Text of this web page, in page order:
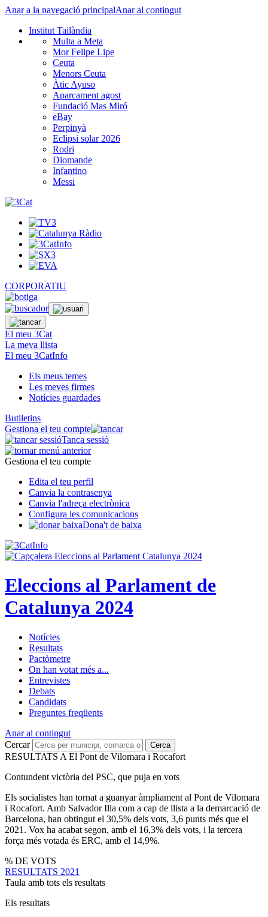
Anar a la navegació principalAnar al contingut
Institut Tailàndia
Multa a Meta
Mor Felipe Lipe
Ceuta
Menors Ceuta
Àtic Ayuso
Aparcament agost
Fundació Mas Miró
eBay
Perpinyà
Eclipsi solar 2026
Rodri
Diomande
Infantino
Messi
CORPORATIU
El meu 3Cat
La meva llista
El meu 3CatInfo
Els meus temes
Les meves firmes
Notícies guardades
Butlletins
Gestiona el teu compte
Tanca sessió
Gestiona el teu compte
Edita el teu perfil
Canvia la contrasenya
Canvia l'adreça electrònica
Configura les comunicacions
Dona't de baixa
Eleccions al Parlament de
Catalunya 2024
Notícies
Resultats
Pactòmetre
On han votat més a...
Entrevistes
Debats
Candidats
Preguntes freqüents
Anar al contingut
Cercar
Cerca
RESULTATS A El Pont de Vilomara i Rocafort
Contundent victòria del PSC, que puja en vots
Els socialistes han tornat a guanyar àmpliament al Pont de Vilomara
i Rocafort. Amb Salvador Illa com a cap de llista a la demarcació de
Barcelona, han obtingut el 30,5% dels vots, 3,6 punts més que el
2021. Vox ha acabat segon, amb el 16,3% dels vots, i la tercera
força més votada és ERC, amb el 14,9%.
% DE VOTS
RESULTATS 2021
Taula amb tots els resultats
Els resultats